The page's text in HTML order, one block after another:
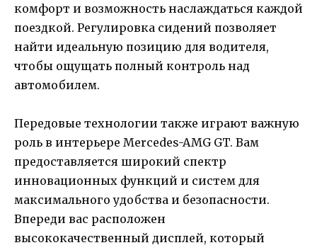
комфорт и возможность наслаждаться каждой
поездкой. Регулировка сидений позволяет
найти идеальную позицию для водителя,
чтобы ощущать полный контроль над
автомобилем.
Передовые технологии также играют важную
роль в интерьере Mercedes-AMG GT. Вам
предоставляется широкий спектр
инновационных функций и систем для
максимального удобства и безопасности.
Впереди вас расположен
высококачественный дисплей, который